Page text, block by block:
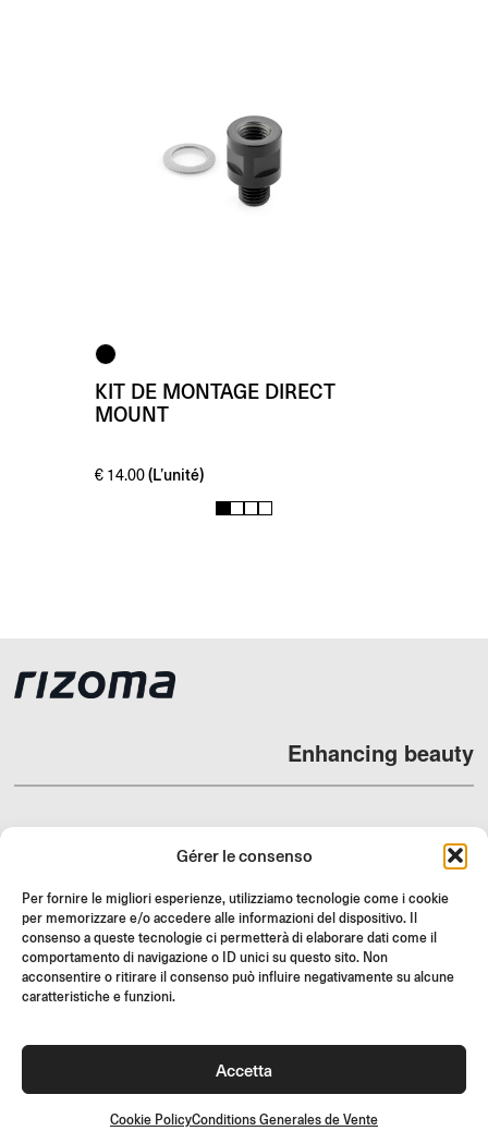
Gérer le consenso
Per fornire le migliori esperienze, utilizziamo tecnologie come i cookie
per memorizzare e/o accedere alle informazioni del dispositivo. Il
consenso a queste tecnologie ci permetterà di elaborare dati come il
comportamento di navigazione o ID unici su questo sito. Non
acconsentire o ritirare il consenso può influire negativamente su alcune
caratteristiche e funzioni.
Accetta
Cookie PolicyConditions Generales de Vente
KIT DE MONTAGE DIRECT
MOUNT
€ 14.00 (L’unité)
1 2 3 4
Enhancing beauty
SUPPORT ET FAQ
RETOURS
INSTRUCTIONS DE MONTAGE
GIFT CARD
Rejoignez la communauté Rizoma et accédez à des contenus
exclusifs et des offres spéciales !